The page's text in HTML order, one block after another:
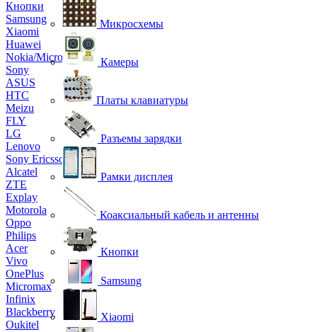
Кнопки
Samsung
Xiaomi
Huawei
Nokia/Microsoft
Sony
ASUS
HTC
Meizu
FLY
LG
Lenovo
Sony Ericsson
Alcatel
ZTE
Explay
Motorola
Oppo
Philips
Acer
Vivo
OnePlus
Micromax
Infinix
Blackberry
Oukitel
Микросхемы
Камеры
Платы клавиатуры
Разъемы зарядки
Рамки дисплея
Коаксиальный кабель и антенны
Кнопки
Samsung
Xiaomi